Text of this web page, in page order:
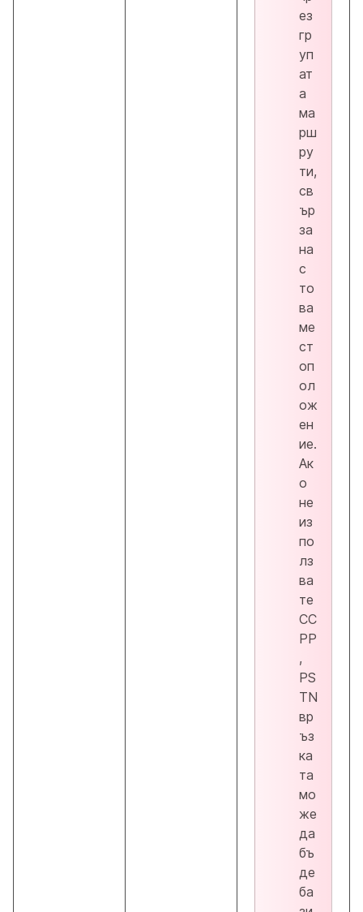
ез
гр
уп
ат
а
ма
рш
ру
ти,
св
ър
за
на
с
то
ва
ме
ст
оп
ол
ож
ен
ие.
Ак
о
не
из
по
лз
ва
те
CC
PP
,
PS
TN
вр
ъз
ка
та
мо
же
да
бъ
де
ба